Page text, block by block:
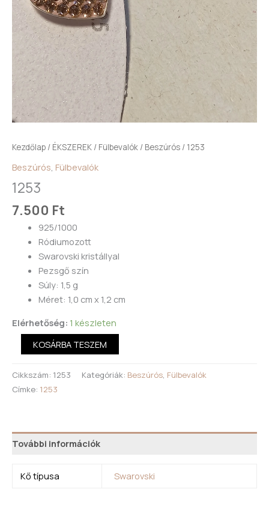
Kezdőlap / ÉKSZEREK / Fülbevalók / Beszúrós / 1253
Beszúrós Fülbevalók
1253
7.500 Ft
925/1000
Ródiumozott
Swarovski kristállyal
Pezsgő szín
Súly: 1,5 g
Méret: 1,0 cm x 1,2 cm
Elérhetőség: 1 készleten
KOSÁRBA TESZEM
Cikkszám: 1253 Kategóriák: Beszúrós, Fülbevalók
Címke: 1253
További információk
Kő típusa Swarovski